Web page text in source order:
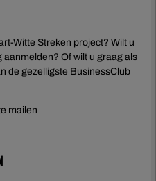
Witte Streken project? Wilt u
Of wilt u graag als
de gezelligste BusinessClub
mailen